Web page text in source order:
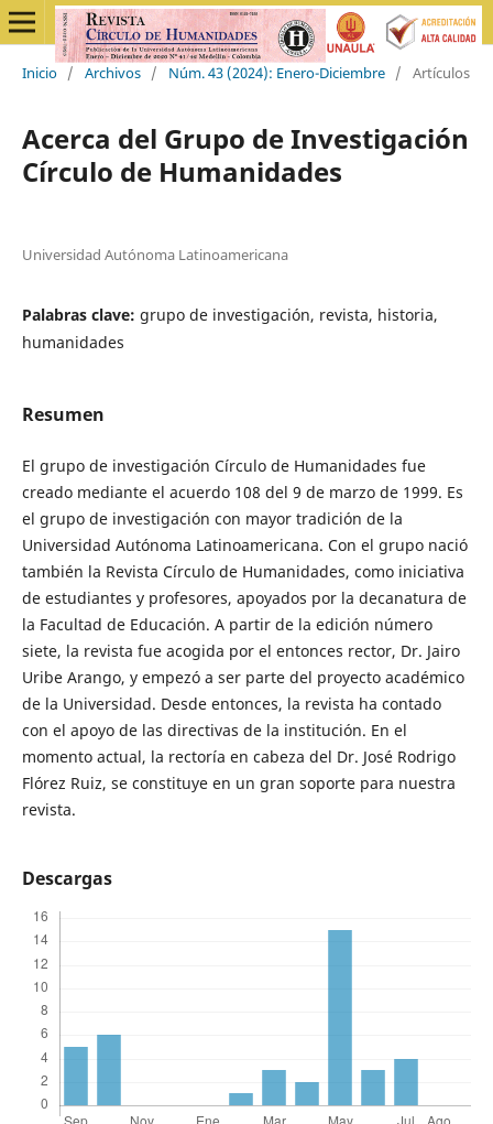
Inicio / Archivos / Núm. 43 (2024): Enero-Diciembre / Artículos
Acerca del Grupo de Investigación
Círculo de Humanidades
Universidad Autónoma Latinoamericana
Palabras clave: grupo de investigación, revista, historia,
humanidades
Resumen
El grupo de investigación Círculo de Humanidades fue
creado mediante el acuerdo 108 del 9 de marzo de 1999. Es
el grupo de investigación con mayor tradición de la
Universidad Autónoma Latinoamericana. Con el grupo nació
también la Revista Círculo de Humanidades, como iniciativa
de estudiantes y profesores, apoyados por la decanatura de
la Facultad de Educación. A partir de la edición número
siete, la revista fue acogida por el entonces rector, Dr. Jairo
Uribe Arango, y empezó a ser parte del proyecto académico
de la Universidad. Desde entonces, la revista ha contado
con el apoyo de las directivas de la institución. En el
momento actual, la rectoría en cabeza del Dr. José Rodrigo
Flórez Ruiz, se constituye en un gran soporte para nuestra
revista.
Descargas